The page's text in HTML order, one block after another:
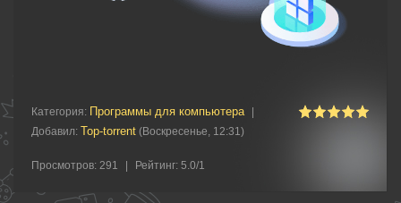
Категория: Программы для компьютера
Добавил: Top-torrent (Воскресенье, 12:31)
Просмотров: 291 Рейтинг: 5.0/1